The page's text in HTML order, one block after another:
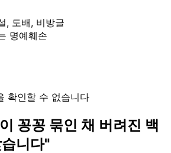
, 도배, 비방글
명예훼손
확인할 수 없습니다
꽁꽁 묶인 채 버려진 백
니다"